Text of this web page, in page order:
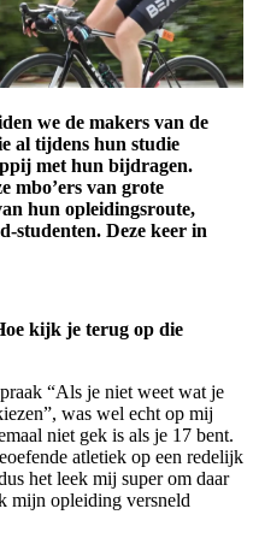
we de makers van de
al tijdens hun studie
met hun bijdragen.
mbo’ers van grote
hun opleidingsroute,
studenten. Deze keer in
kijk je terug op die
“Als je niet weet wat je
was wel echt op mij
niet gek is als je 17 bent.
atletiek op een redelijk
het leek mij super om daar
mijn opleiding versneld